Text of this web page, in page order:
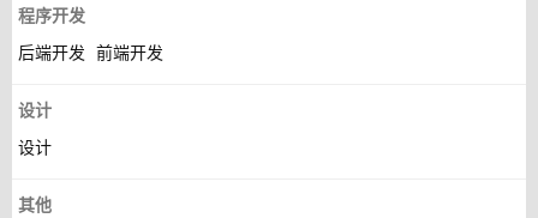
程序开发
后端开发
前端开发
设计
设计
其他